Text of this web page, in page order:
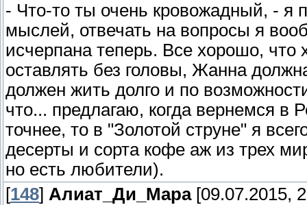
- Что-то ты очень кровожадный, - я
мыслей, отвечать на вопросы я
исчерпана теперь. Все хорошо, что
оставлять без головы, Жанна
должен жить долго и по
что... предлагаю, когда вернемся
точнее, то в "Золотой струне" я
десерты и сорта кофе аж из трех
но есть любители).
[148] Алиат_Ди_Мара[09.07.2015,